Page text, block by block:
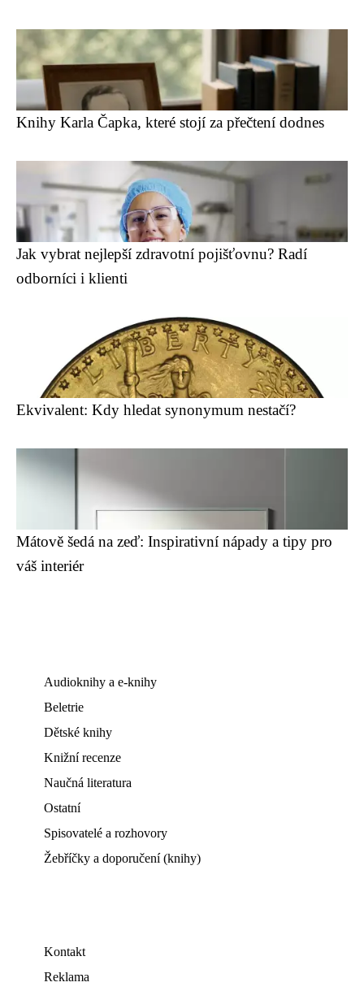
Knihy Karla Čapka, které stojí za přečtení dodnes
Jak vybrat nejlepší zdravotní pojišťovnu? Radí
odborníci i klienti
Ekvivalent: Kdy hledat synonymum nestačí?
Mátově šedá na zeď: Inspirativní nápady a tipy pro
váš interiér
Audioknihy a e-knihy
Beletrie
Dětské knihy
Knižní recenze
Naučná literatura
Ostatní
Spisovatelé a rozhovory
Žebříčky a doporučení (knihy)
Kontakt
Reklama